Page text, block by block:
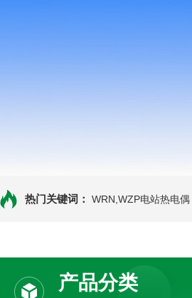
热门关键词： WRN,WZP电站热电偶
产品分类